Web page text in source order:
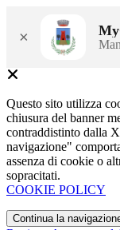
×
Questo sito utilizza
chiusura del banner
contraddistinto dalla
navigazione"
assenza di cookie o
sopracitati.
COOKIE POLICY
Continua la